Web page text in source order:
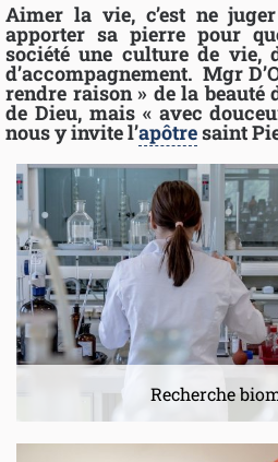
Aimer la vie, c’est ne
apporter sa pierre pour
société une culture de vie,
d’accompagnement. Mgr
rendre raison » de la beauté
de Dieu, mais « avec
nous y invite l’apôtresaint
Recherche